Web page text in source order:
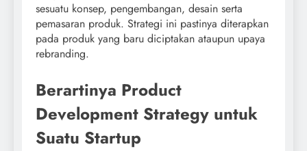
sesuatu konsep, pengembangan, desain serta
pemasaran produk. Strategi ini pastinya diterapkan
pada produk yang baru diciptakan ataupun upaya
rebranding.
Berartinya Product
Development Strategy untuk
Suatu Startup